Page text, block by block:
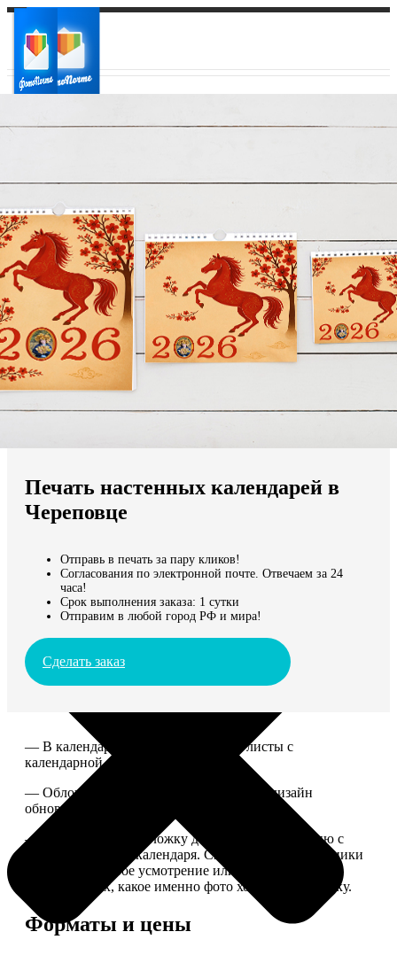
Ваш регион доставки
Выберите из списка:
Мы доставляем по всему миру
Продолжить без города
Печать настенных календарей в
Череповце
Отправь в печать за пару кликов!
Согласования по электронной почте. Отвечаем за 24
часа!
Срок выполнения заказа: 1 сутки
Отправим в любой город РФ и мира!
Сделать заказ
— В календаре 13 листов: обложка+листы с
календарной сеткой.
— Обложка для календаря стандартная, дизайн
обновляем каждый год.
— В кружочек на обложку добавляем фотографию с
одной из страниц календаря. Снимок наши сотрудники
выбирают на свое усмотрение или пишите в
комментариях, какое именно фото хотите на обложку.
Форматы и цены